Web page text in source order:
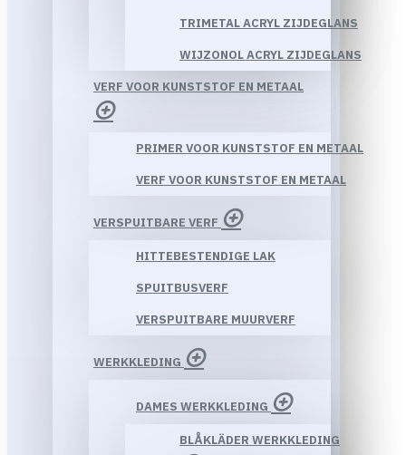
TRIMETAL ACRYL ZIJDEGLANS
WIJZONOL ACRYL ZIJDEGLANS
VERF VOOR KUNSTSTOF EN METAAL
PRIMER VOOR KUNSTSTOF EN METAAL
VERF VOOR KUNSTSTOF EN METAAL
VERSPUITBARE VERF
HITTEBESTENDIGE LAK
SPUITBUSVERF
VERSPUITBARE MUURVERF
WERKKLEDING
DAMES WERKKLEDING
BLÅKLÄDER WERKKLEDING